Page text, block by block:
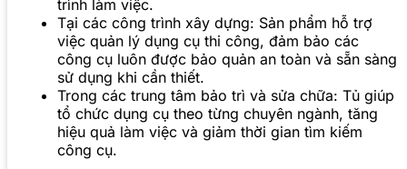
trình làm việc.
Tại các công trình xây dựng: Sản phẩm hỗ trợ
việc quản lý dụng cụ thi công, đảm bảo các
công cụ luôn được bảo quản an toàn và sẵn sàng
sử dụng khi cần thiết.
Trong các trung tâm bảo trì và sửa chữa: Tủ giúp
tổ chức dụng cụ theo từng chuyên ngành, tăng
hiệu quả làm việc và giảm thời gian tìm kiếm
công cụ.